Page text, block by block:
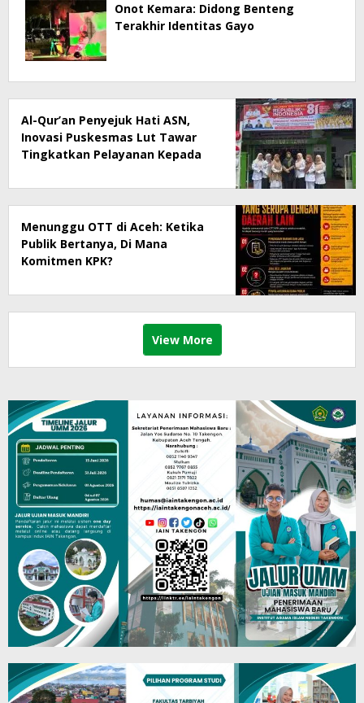
Onot Kemara: Didong Benteng
Terakhir Identitas Gayo
Al-Qur’an Penyejuk Hati ASN,
Inovasi Puskesmas Lut Tawar
Tingkatkan Pelayanan Kepada
Menunggu OTT di Aceh: Ketika
Publik Bertanya, Di Mana
Komitmen KPK?
View More